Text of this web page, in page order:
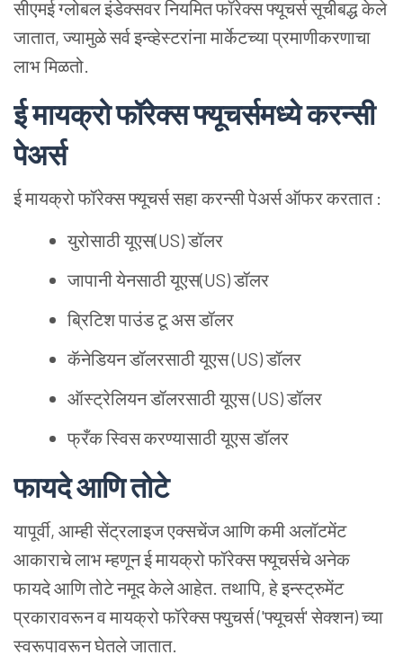
सीएमई ग्लोबल इंडेक्सवर नियमित फॉरेक्स फ्यूचर्स सूचीबद्ध केले
जातात, ज्यामुळे सर्व इन्व्हेस्टरांना मार्केटच्या प्रमाणीकरणाचा
लाभ मिळतो.
ई मायक्रो फॉरेक्स फ्यूचर्समध्ये करन्सी
पेअर्स
ई मायक्रो फॉरेक्स फ्यूचर्स सहा करन्सी पेअर्स ऑफर करतात :
युरोसाठी यूएस(US) डॉलर
जापानी येनसाठी यूएस(US) डॉलर
ब्रिटिश पाउंड टू अस डॉलर
कॅनेडियन डॉलरसाठी यूएस (US) डॉलर
ऑस्ट्रेलियन डॉलरसाठी यूएस (US) डॉलर
फ्रँक स्विस करण्यासाठी यूएस डॉलर
फायदे आणि तोटे
यापूर्वी, आम्ही सेंट्रलाइज एक्सचेंज आणि कमी अलॉटमेंट
आकाराचे लाभ म्हणून ई मायक्रो फॉरेक्स फ्यूचर्सचे अनेक
फायदे आणि तोटे नमूद केले आहेत. तथापि, हे इन्स्ट्रुमेंट
प्रकारावरून व मायक्रो फॉरेक्स फ्युचर्स ('फ्यूचर्स' सेक्शन) च्या
स्वरूपावरून घेतले जातात.